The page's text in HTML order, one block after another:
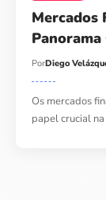
Mercados
PorDiego
Os mercados
papel crucial